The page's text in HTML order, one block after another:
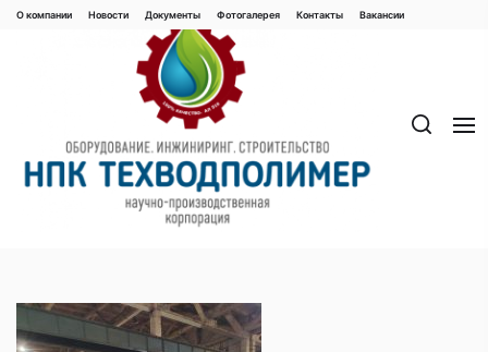
Перейти
О компании Новости Документы Фотогалерея Контaкты Вакaнсии